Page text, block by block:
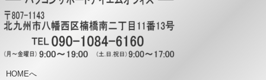
HOMEへ